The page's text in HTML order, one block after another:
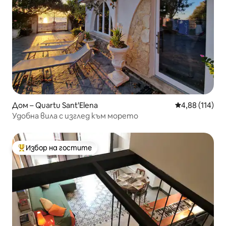
Дом – Quartu Sant'Elena Средна
4,88 (114)
Удобна вила с изглед към морето
Най-популярен избор на гостите
Избор на гостите